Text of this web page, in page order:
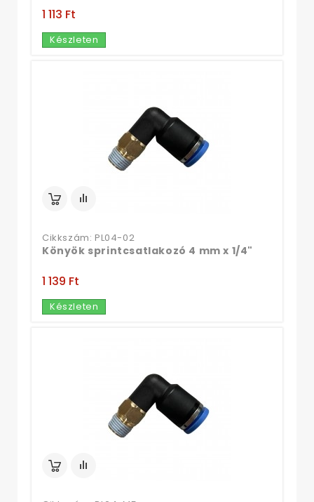
1 113 Ft‎
Készleten
Cikkszám: PL04-02
Könyök sprintcsatlakozó 4 mm x 1/4"
1 139 Ft‎
Készleten